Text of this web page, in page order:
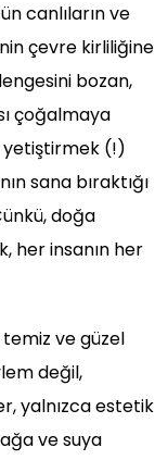
canlıların ve
çevre kirliliğine
bozan,
çoğalmaya
yetiştirmek (!)
sana bıraktığı
doğa
her insanın her
temiz ve güzel
değil,
yalnızca estetik
ve suya